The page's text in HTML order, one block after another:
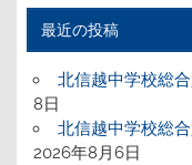
最近の投稿
北信越中学校総
8日
北信越中学校総
2026年8月6日